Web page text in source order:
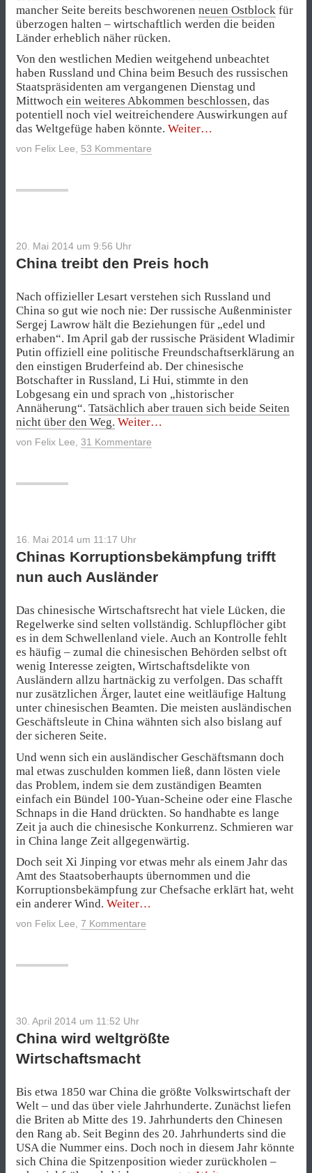
mancher Seite bereits beschworenen neuen Ostblock für
überzogen halten – wirtschaftlich werden die beiden
Länder erheblich näher rücken.
Von den westlichen Medien weitgehend unbeachtet
haben Russland und China beim Besuch des russischen
Staatspräsidenten am vergangenen Dienstag und
Mittwoch ein weiteres Abkommen beschlossen, das
potentiell noch viel weitreichendere Auswirkungen auf
das Weltgefüge haben könnte. Weiter„China
von Felix Lee, 53 Kommentare
20. Mai 2014 um 9:56 Uhr
China treibt den Preis hoch
Nach offizieller Lesart verstehen sich Russland und
China so gut wie noch nie: Der russische Außenminister
Sergej Lawrow hält die Beziehungen für „edel und
erhaben“. Im April gab der russische Präsident Wladimir
Putin offiziell eine politische Freundschaftserklärung an
den einstigen Bruderfeind ab. Der chinesische
Botschafter in Russland, Li Hui, stimmte in den
Lobgesang ein und sprach von „historischer
Annäherung“. Tatsächlich aber trauen sich beide Seiten
nicht über den Weg. Weiter„China
den
von Felix Lee, 31 Kommentare
16. Mai 2014 um 11:17 Uhr
Chinas Korruptionsbekämpfung trifft
nun auch Ausländer
Das chinesische Wirtschaftsrecht hat viele Lücken, die
Regelwerke sind selten vollständig. Schlupflöcher gibt
es in dem Schwellenland viele. Auch an Kontrolle fehlt
es häufig – zumal die chinesischen Behörden selbst oft
wenig Interesse zeigten, Wirtschaftsdelikte von
Ausländern allzu hartnäckig zu verfolgen. Das schafft
nur zusätzlichen Ärger, lautet eine weitläufige Haltung
unter chinesischen Beamten. Die meisten ausländischen
Geschäftsleute in China wähnten sich also bislang auf
der sicheren Seite.
Und wenn sich ein ausländischer Geschäftsmann doch
mal etwas zuschulden kommen ließ, dann lösten viele
das Problem, indem sie dem zuständigen Beamten
einfach ein Bündel 100-Yuan-Scheine oder eine Flasche
Schnaps in die Hand drückten. So handhabte es lange
Zeit ja auch die chinesische Konkurrenz. Schmieren war
in China lange Zeit allgegenwärtig.
Doch seit Xi Jinping vor etwas mehr als einem Jahr das
Amt des Staatsoberhaupts übernommen und die
Korruptionsbekämpfung zur Chefsache erklärt hat, weht
ein anderer Wind. Weiter„Chinas
trifft
von Felix Lee 7 Kommentare
30. April 2014 um 11:52 Uhr
China wird weltgrößte
Wirtschaftsmacht
Bis etwa 1850 war China die größte Volkswirtschaft der
Welt – und das über viele Jahrhunderte. Zunächst liefen
die Briten ab Mitte des 19. Jahrhunderts den Chinesen
den Rang ab. Seit Beginn des 20. Jahrhunderts sind die
USA die Nummer eins. Doch noch in diesem Jahr könnte
sich China die Spitzenposition wieder zurückholen –